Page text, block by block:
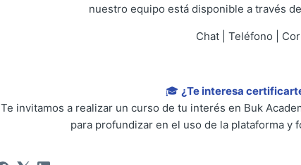
nuestro equipo está disponible a través
Chat | Teléfono |
🎓¿Te interesa
Te invitamos a realizar un curso de tu interés en Buk
para profundizar en el uso de la plataforma y